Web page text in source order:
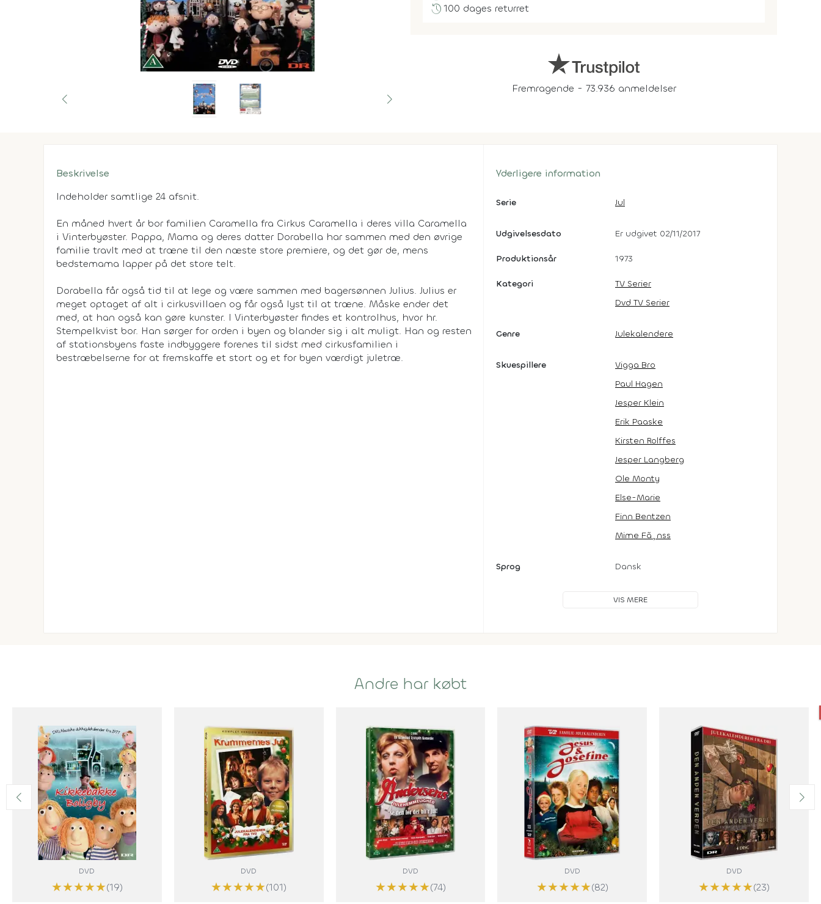
history100 dages returret
Fremragende - 73.936 anmeldelser
Beskrivelse
Indeholder samtlige 24 afsnit.
En måned hvert år bor familien Caramella fra Cirkus Caramella i deres villa Caramella
i Vinterbyøster. Pappa, Mama og deres datter Dorabella har sammen med den øvrige
familie travlt med at træne til den næste store premiere, og det gør de, mens
bedstemama lapper på det store telt.
Dorabella får også tid til at lege og være sammen med bagersønnen Julius. Julius er
meget optaget af alt i cirkusvillaen og får også lyst til at træne. Måske ender det
med, at han også kan gøre kunster. I Vinterbyøster findes et kontrolhus, hvor hr.
Stempelkvist bor. Han sørger for orden i byen og blander sig i alt muligt. Han og resten
af stationsbyens faste indbyggere forenes til sidst med cirkusfamilien i
bestræbelserne for at fremskaffe et stort og et for byen værdigt juletræ.
Yderligere information
Serie Jul
Udgivelsesdato Er udgivet 02/11/2017
Produktionsår 1973
Kategori
TV Serier
Dvd TV Serier
Genre Julekalendere
Skuespillere
Vigga Bro
Paul Hagen
Jesper Klein
Erik Paaske
Kirsten Rolffes
Jesper Langberg
Ole Monty
Else-Marie
Finn Bentzen
Mime Fã¸nss
Sprog Dansk
VIS MERE
Andre har købt
DVD
★★★★★(19)
DVD
★★★★★(101)
DVD
★★★★★(74)
DVD
★★★★★(82)
DVD
★★★★★(23)